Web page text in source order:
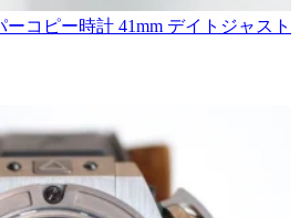
コピー時計 41mm デイトジャスト